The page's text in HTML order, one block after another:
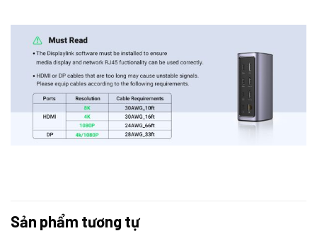
Sản phẩm tương tự